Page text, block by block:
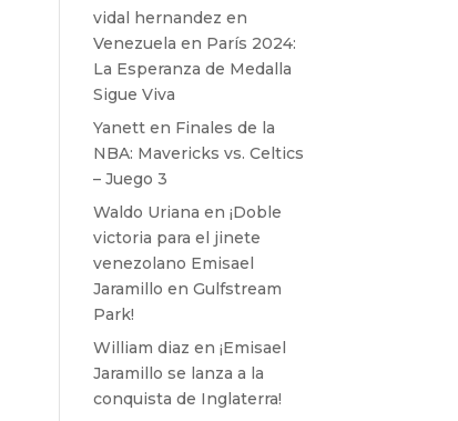
vidal hernandez en
Venezuela en París 2024:
La Esperanza de Medalla
Sigue Viva
Yanett en Finales de la
NBA: Mavericks vs. Celtics
– Juego 3
Waldo Uriana en¡Doble
victoria para el jinete
venezolano Emisael
Jaramillo en Gulfstream
Park!
William diaz en¡Emisael
Jaramillo se lanza a la
conquista de Inglaterra!